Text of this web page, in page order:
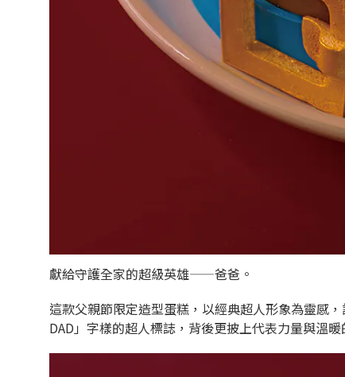
獻給守護全家的超級英雄——爸爸。
這款父親節限定造型蛋糕，以經典超人形象為靈感
DAD」字樣的超人標誌，背後更披上代表力量與溫